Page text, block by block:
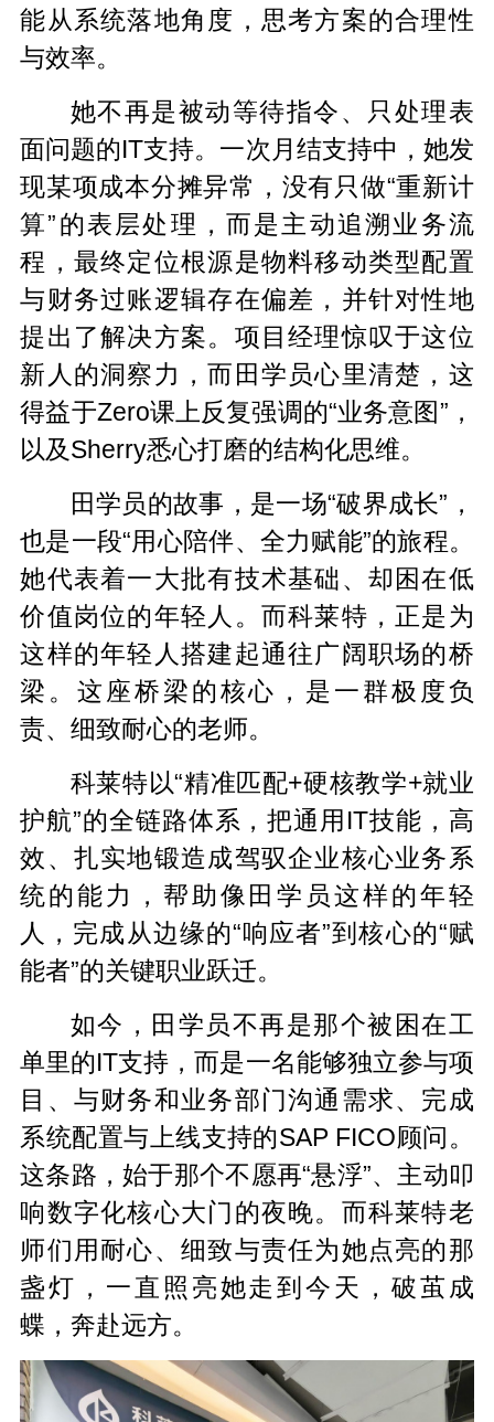
能从系统落地角度，思考方案的合理性
与效率。
她不再是被动等待指令、只处理表
面问题的IT支持。一次月结支持中，她发
现某项成本分摊异常，没有只做“重新计
算”的表层处理，而是主动追溯业务流
程，最终定位根源是物料移动类型配置
与财务过账逻辑存在偏差，并针对性地
提出了解决方案。项目经理惊叹于这位
新人的洞察力，而田学员心里清楚，这
得益于Zero课上反复强调的“业务意图”，
以及Sherry悉心打磨的结构化思维。
田学员的故事，是一场“破界成长”，
也是一段“用心陪伴、全力赋能”的旅程。
她代表着一大批有技术基础、却困在低
价值岗位的年轻人。而科莱特，正是为
这样的年轻人搭建起通往广阔职场的桥
梁。这座桥梁的核心，是一群极度负
责、细致耐心的老师。
科莱特以“精准匹配+硬核教学+就业
护航”的全链路体系，把通用IT技能，高
效、扎实地锻造成驾驭企业核心业务系
统的能力，帮助像田学员这样的年轻
人，完成从边缘的“响应者”到核心的“赋
能者”的关键职业跃迁。
如今，田学员不再是那个被困在工
单里的IT支持，而是一名能够独立参与项
目、与财务和业务部门沟通需求、完成
系统配置与上线支持的SAP FICO顾问。
这条路，始于那个不愿再“悬浮”、主动叩
响数字化核心大门的夜晚。而科莱特老
师们用耐心、细致与责任为她点亮的那
盏灯，一直照亮她走到今天，破茧成
蝶，奔赴远方。